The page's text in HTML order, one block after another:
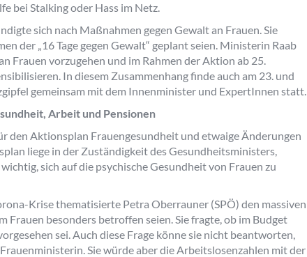
bei Stalking oder Hass im Netz.
sich nach Maßnahmen gegen Gewalt an Frauen. Sie
der „16 Tage gegen Gewalt“ geplant seien. Ministerin Raab
Frauen vorzugehen und im Rahmen der Aktion ab 25.
In diesem Zusammenhang finde auch am 23. und
gemeinsam mit dem Innenminister und ExpertInnen statt.
Arbeit und Pensionen
den Aktionsplan Frauengesundheit und etwaige Änderungen
liege in der Zuständigkeit des Gesundheitsministers,
sich auf die psychische Gesundheit von Frauen zu
Krise thematisierte Petra Oberrauner (SPÖ) den massiven
Frauen besonders betroffen seien. Sie fragte, ob im Budget
sei. Auch diese Frage könne sie nicht beantworten,
Sie würde aber die Arbeitslosenzahlen mit der